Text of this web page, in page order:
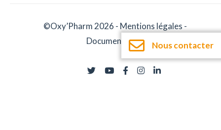
©Oxy’Pharm 2026 - Mentions légales -
Documentation
Nous contacter